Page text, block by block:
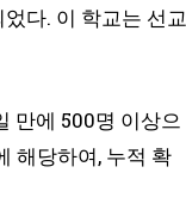
다. 이 학교는 선교
만에 500명 이상으
해당하여, 누적 확